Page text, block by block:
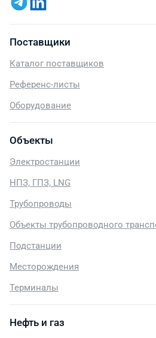
Поставщики
Каталог поставщиков
Референс-листы
Оборудование
Объекты
Электростанции
НПЗ, ГПЗ, LNG
Трубопроводы
Объекты трубопроводного
Подстанции
Месторождения
Терминалы
Нефть и газ